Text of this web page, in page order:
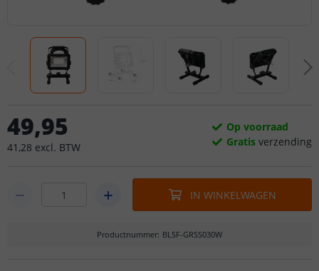
49,95
41 ,28 excl. BTW
Op voorraad
Gratis verzending
IN WINKELWAGEN
Productnummer: BLSF-GRSS030W